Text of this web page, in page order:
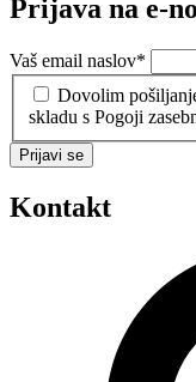
Prijava na e-
Vaš email naslov*
Dovolim
skladu s Pogoji
Prijavi se
Kontakt